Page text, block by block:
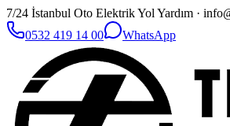
7/24 İstanbul Oto Elektrik Yol Yardım ·
0532 419 14 00
WhatsApp